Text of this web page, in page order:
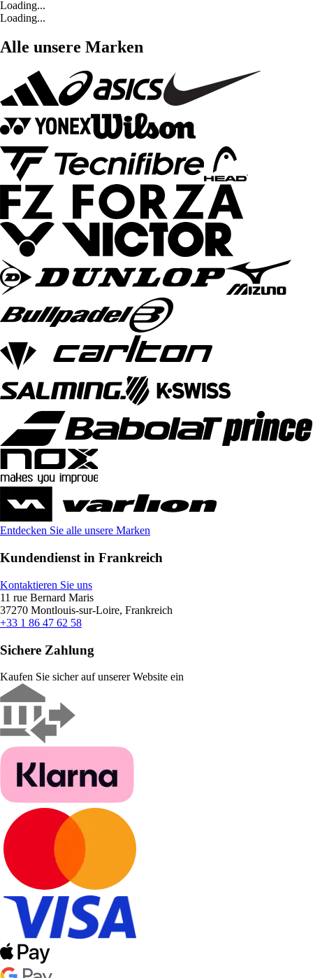
Loading...
Loading...
Alle unsere Marken
Entdecken Sie alle unsere Marken
Kundendienst in Frankreich
Kontaktieren Sie uns
11 rue Bernard Maris
37270 Montlouis-sur-Loire, Frankreich
+33 1 86 47 62 58
Sichere Zahlung
Kaufen Sie sicher auf unserer Website ein